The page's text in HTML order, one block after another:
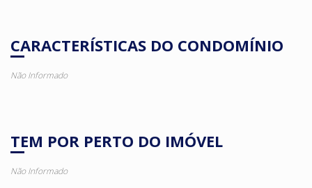
CARACTERÍSTICAS DO CONDOMÍNIO
Não Informado
TEM POR PERTO DO IMÓVEL
Não Informado